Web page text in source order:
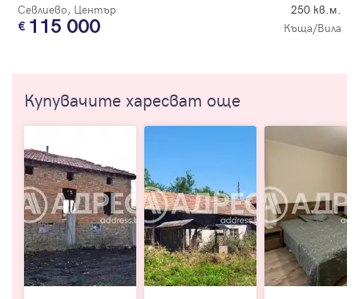
Севлиево, Център 250 кв.м.
115 000 Къща/Вила
Купувачите харесват още